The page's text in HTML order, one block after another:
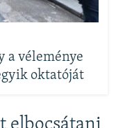
a véleménye
oktatóját